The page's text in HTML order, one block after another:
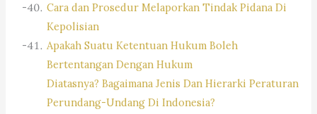
Cara dan Prosedur Melaporkan Tindak Pidana Di
Kepolisian
Apakah Suatu Ketentuan Hukum Boleh
Bertentangan Dengan Hukum
Diatasnya? Bagaimana Jenis Dan Hierarki Peraturan
Perundang-Undang Di Indonesia?